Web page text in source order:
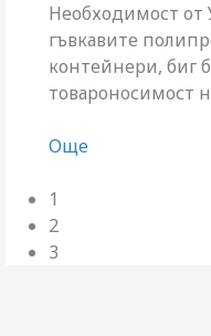
Необходимост от
гъвкавите
контейнери, биг
товароносимост
Още
1
2
3